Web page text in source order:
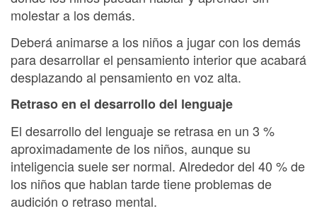
molestar a los demás.
Deberá animarse a los niños a jugar con los demás
para desarrollar el pensamiento interior que acabará
desplazando al pensamiento en voz alta.
Retraso en el desarrollo del lenguaje
El desarrollo del lenguaje se retrasa en un 3 %
aproximadamente de los niños, aunque su
inteligencia suele ser normal. Alrededor del 40 % de
los niños que hablan tarde tiene problemas de
audición o retraso mental.